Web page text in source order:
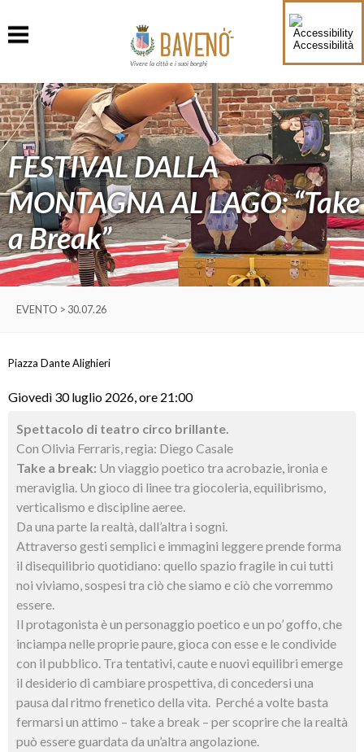
Accessibilità
Vivere la città e i suoi borghi
FESTIVAL DALLA
MONTAGNA AL LAGO: “Take
a Break”
EVENTO > 30.07.26
Piazza Dante Alighieri
Giovedì 30 luglio 2026, ore 21:00
Spettacolo di teatro circo brillante.
Con Olivia Ferraris, regia: Diego Casale
Take a break: Un viaggio poetico tra acrobazie, ironia e
meraviglia. Un gioco di linee tra giocoleria, equilibrismo,
verticalismo e discipline aeree.
Da una parte la realtà, dall’altra i sogni.
Attraverso gesti semplici e immagini leggere prende forma
il disequilibrio quotidiano: quello spazio fragile in cui tutti
noi viviamo, sospesi tra ciò che siamo e ciò che vorremmo
essere.
Il protagonista è un personaggio poetico e un po’ goffo, che
inciampa nelle proprie paure, gioca con esse e le condivide
con il pubblico. Tra tentativi, caute e nuovi equilibri emerge
il desiderio di cambiare prospettiva, di concedersi una
pausa dal ritmo frenetico della vita. Perché a volte basta
fermarsi un attimo – take a break – per scoprire che la realtà
può essere guardata da un’altra angolazione.